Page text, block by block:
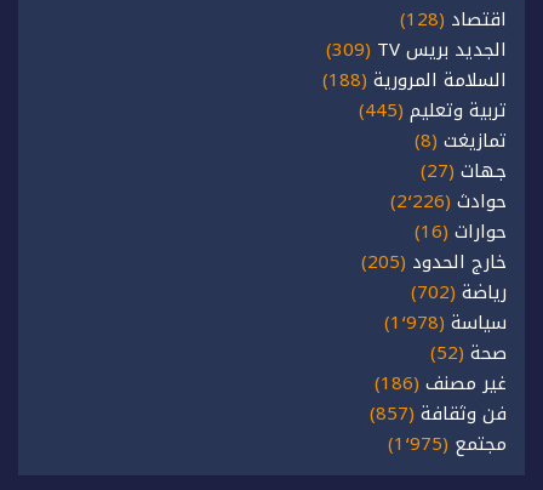
اقتصاد (128)
الجديد بريس TV
(309)
السلامة المرورية (188)
تربية وتعليم (445)
تمازيغت (8)
جهات (27)
حوادث (2٬226)
حوارات (16)
خارج الحدود (205)
رياضة (702)
سياسة (1٬978)
صحة (52)
غير مصنف (186)
فن وثقافة (857)
مجتمع (1٬975)